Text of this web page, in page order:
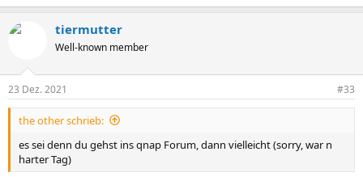
e
k
e
n
tiermutter
Well-known member
23 Dez. 2021 #33
the other schrieb:
es sei denn du gehst ins qnap Forum, dann vielleicht (sorry, war n
harter Tag)